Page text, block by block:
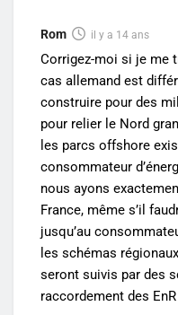
Rom il y a 14 ans
Corrigez-moi si je me
cas allemand est
construire pour des
pour relier le Nord
les parcs offshore
consommateur
nous ayons
France, même s’il
jusqu’au
les schémas
seront suivis par des
raccordement des